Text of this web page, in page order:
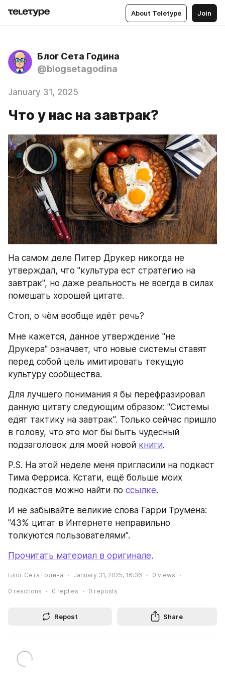
About Teletype Join
Блог Сета Година
@blogsetagodina
January 31, 2025
Что у нас на завтрак?
На самом деле Питер Друкер никогда не
утверждал, что "культура ест стратегию на
завтрак", но даже реальность не всегда в силах
помешать хорошей цитате.
Стоп, о чём вообще идёт речь?
Мне кажется, данное утверждение "не
Друкера" означает, что новые системы ставят
перед собой цель имитировать текущую
культуру сообщества.
Для лучшего понимания я бы перефразировал
данную цитату следующим образом: "Системы
едят тактику на завтрак". Только сейчас пришло
в голову, что это мог бы быть чудесный
подзаголовок для моей новой книги.
P.S. На этой неделе меня пригласили на подкаст
Тима Ферриса. Кстати, ещё больше моих
подкастов можно найти по ссылке.
И не забывайте великие слова Гарри Трумена:
"43% цитат в Интернете неправильно
толкуются пользователями".
Прочитать материал в оригинале.
Блог Сета Година January 31, 2025, 16:36 0 views
0 reactions 0 replies 0 reposts
Repost Share